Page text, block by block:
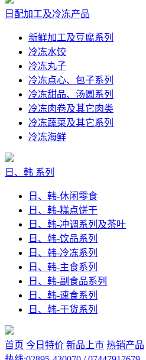
日配加工及冷冻产品
新鲜加工及豆腐系列
冷冻水饺
冷冻丸子
冷冻点心、包子系列
冷冻甜品、汤圆系列
冷冻肉卷及其它肉类
冷冻蔬菜及其它系列
冷冻海鲜
日、韩 系列
日、韩-休闲零食
日、韩-糕点饼干
日、韩-冲调系列及茶叶
日、韩-饮品系列
日、韩-冷冻系列
日、韩-主食系列
日、韩-副食品系列
日、韩-速食系列
日、韩-干货系列
首页 今日特价 新品上市 热销产品